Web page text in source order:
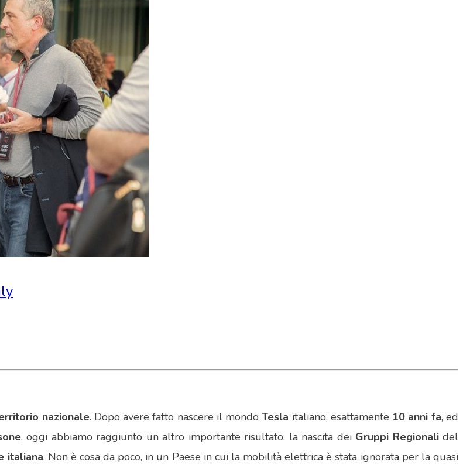
nazionale. Dopo avere fatto nascere il mondoTesla italiano, esattamente 10 anni fa, ed
, oggi abbiamo raggiunto un altro importante risultato: la nascita dei Gruppi Regionali del
italiana. Non è cosa da poco, in un Paese in cui la mobilità elettrica è stata ignorata per la quasi